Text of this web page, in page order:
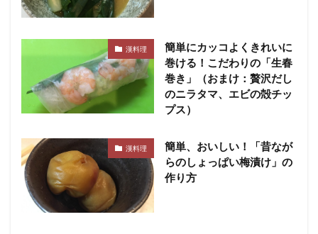
漢料理
簡単にカッコよくきれいに
巻ける！こだわりの「生春
巻き」（おまけ：贅沢だし
のニラタマ、エビの殻チッ
プス）
漢料理
簡単、おいしい！「昔なが
らのしょっぱい梅漬け」の
作り方